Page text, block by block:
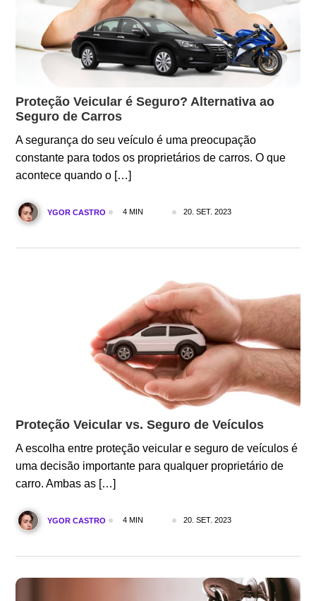
Proteção Veicular é Seguro? Alternativa ao
Seguro de Carros
A segurança do seu veículo é uma preocupação
constante para todos os proprietários de carros. O que
acontece quando o […]
YGOR CASTRO 4 MIN 20. SET. 2023
Proteção Veicular vs. Seguro de Veículos
A escolha entre proteção veicular e seguro de veículos é
uma decisão importante para qualquer proprietário de
carro. Ambas as […]
YGOR CASTRO 4 MIN 20. SET. 2023